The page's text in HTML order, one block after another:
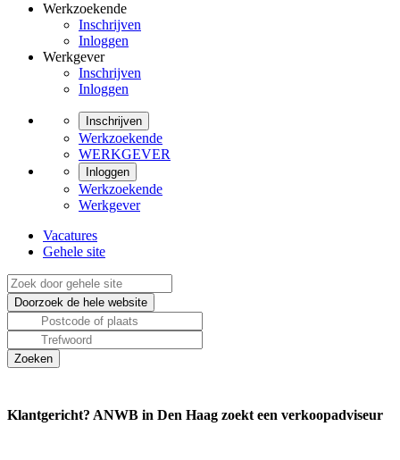
Werkzoekende
Inschrijven
Inloggen
Werkgever
Inschrijven
Inloggen
Inschrijven
Werkzoekende
WERKGEVER
Inloggen
Werkzoekende
Werkgever
Vacatures
Gehele site
Klantgericht? ANWB in Den Haag zoekt een verkoopadviseur